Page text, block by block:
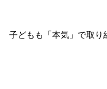
子どもも「本気」で取り